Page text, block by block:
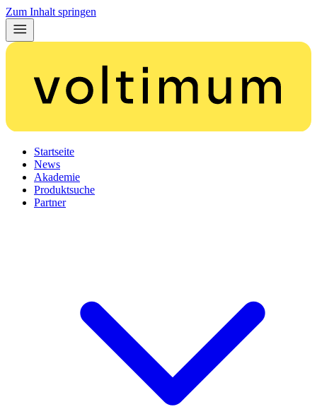
Zum Inhalt springen
Startseite
News
Akademie
Produktsuche
Partner